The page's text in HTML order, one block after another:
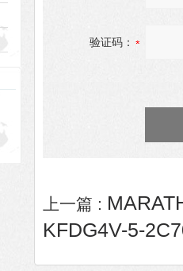
验证码：
上一篇 :
KFDG4V-5-